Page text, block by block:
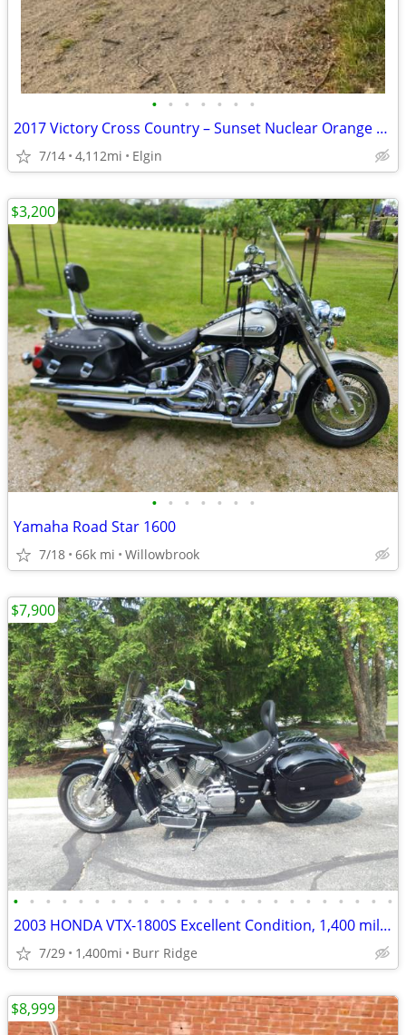
• • • • • • •
2017 Victory Cross Country – Sunset Nuclear Orange – Low Miles
7/14 4,112mi Elgin
• • • • • • •
Yamaha Road Star 1600
7/18 66k mi Willowbrook
$3,200
• • • • • • • • • • • • • • • • • • • • • • • •
2003 HONDA VTX-1800S Excellent Condition, 1,400 miles
7/29 1,400mi Burr Ridge
$7,900
$8,999